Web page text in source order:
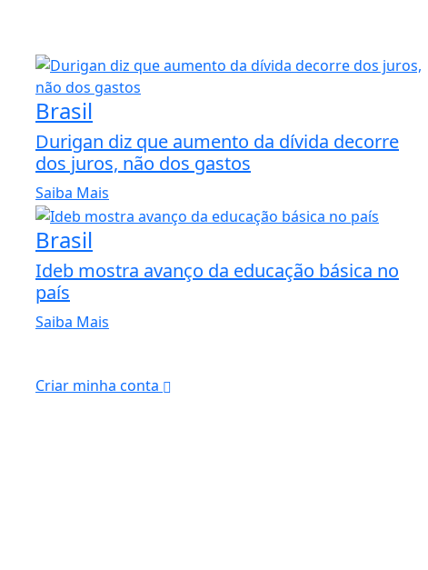
Brasil
Durigan diz que aumento da dívida decorre
dos juros, não dos gastos
Saiba Mais
Brasil
Ideb mostra avanço da educação básica no
país
Saiba Mais
Criar minha conta